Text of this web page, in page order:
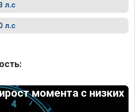
л.с
л.с
момента с низких